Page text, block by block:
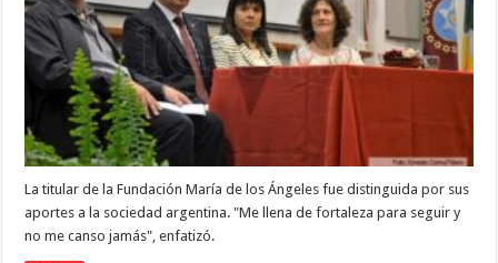
Causa
de
la
Universidad
Nacional
de
Salta
La titular de la Fundación María de los Ángeles fue distinguida por sus
aportes a la sociedad argentina. "Me llena de fortaleza para seguir y
no me canso jamás", enfatizó.